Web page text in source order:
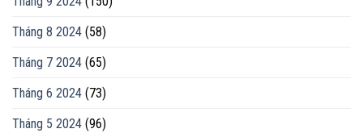
Tháng 8 2024 (58)
Tháng 7 2024 (65)
Tháng 6 2024 (73)
Tháng 5 2024 (96)